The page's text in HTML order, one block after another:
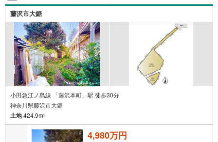
藤沢市大鋸
小田急江ノ島線 「藤沢本町」駅 徒歩30分
神奈川県藤沢市大鋸
土地424.9m2
4,980万円